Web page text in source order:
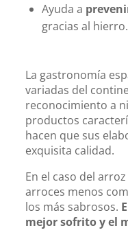
Ayuda a
gracias al hierro.
La gastronomía
variadas del
reconocimiento a
productos
hacen que sus
exquisita calidad.
En el caso del
arroces menos
los más sabrosos.
mejor sofrito y el